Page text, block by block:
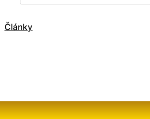
Články